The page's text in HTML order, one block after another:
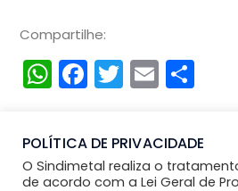
Compartilhe:
WhatsApp
Facebook
Twitter
Email
POLÍTICA DE PRIVACIDADE
O Sindimetal realiza o
de acordo com a Lei Geral de